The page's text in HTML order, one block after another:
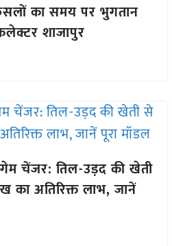
का समय पर भुगतान
शाजापुर
गेम चेंजर: तिल-उड़द की खेती
का अतिरिक्त लाभ, जानें